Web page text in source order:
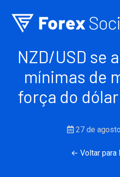
NZD/USD se
mínimas de
força do
27 de
← Voltar para